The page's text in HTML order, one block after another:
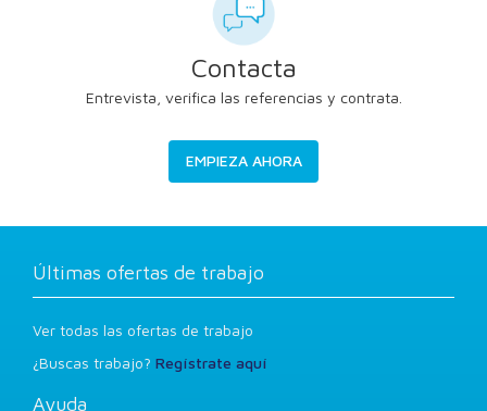
Contacta
Entrevista, verifica las referencias y contrata.
EMPIEZA AHORA
Últimas ofertas de trabajo
Ver todas las ofertas de trabajo
¿Buscas trabajo? Regístrate aquí
Ayuda